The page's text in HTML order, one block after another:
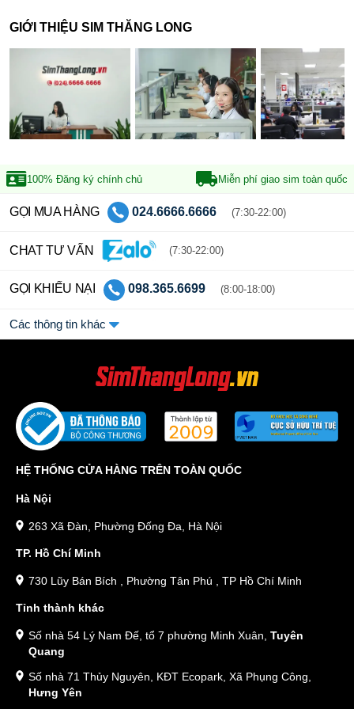
GIỚI THIỆU SIM THĂNG LONG
100% Đăng ký chính chủ Miễn phí giao sim toàn quốc
GỌI MUA HÀNG 024.6666.6666 (7:30-22:00)
CHAT TƯ VẤN (7:30-22:00)
GỌI KHIẾU NẠI 098.365.6699 (8:00-18:00)
Các thông tin khác
HỆ THỐNG CỬA HÀNG TRÊN TOÀN QUỐC
Hà Nội
263 Xã Đàn, Phường Đống Đa, Hà Nội
TP. Hồ Chí Minh
730 Lũy Bán Bích , Phường Tân Phú , TP Hồ Chí Minh
Tỉnh thành khác
Số nhà 54 Lý Nam Đế, tổ 7 phường Minh Xuân, Tuyên
Quang
Số nhà 71 Thủy Nguyên, KĐT Ecopark, Xã Phụng Công,
Hưng Yên